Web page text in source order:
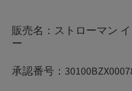
販売名：ストローマン
ー
承認番号：